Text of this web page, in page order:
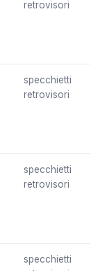
retrovisori
specchietti
retrovisori
specchietti
retrovisori
specchietti